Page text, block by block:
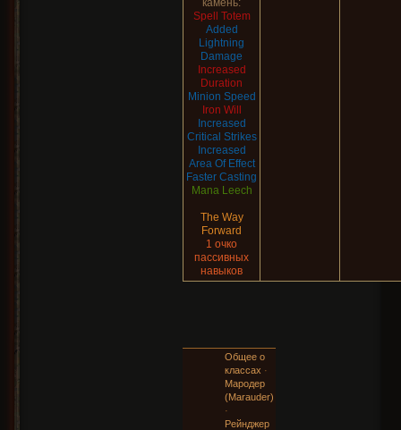
камень:
Spell Totem
Added
Lightning
Damage
Increased
Duration
Minion Speed
Iron Will
Increased
Critical Strikes
Increased
Area Of Effect
Faster Casting
Mana Leech
The Way
Forward
1 очко
пассивных
навыков
Общее о
классах ·
Мародер
(Marauder)
·
Рейнджер